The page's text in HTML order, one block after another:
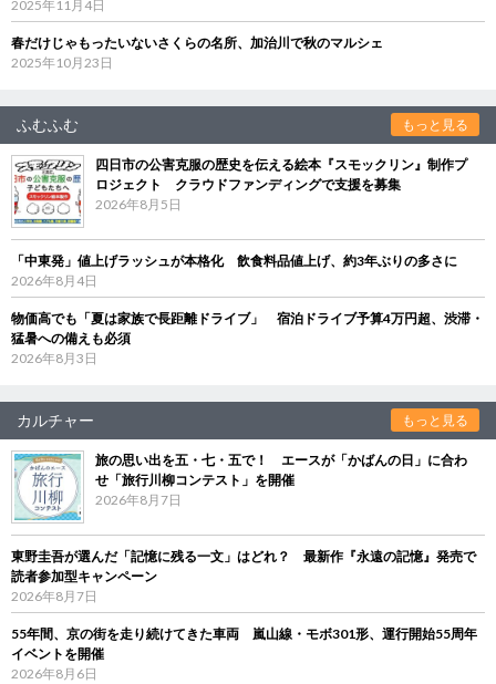
2025年11月4日
春だけじゃもったいないさくらの名所、加治川で秋のマルシェ
2025年10月23日
ふむふむ もっと見る
四日市の公害克服の歴史を伝える絵本『スモックリン』制作プ
ロジェクト クラウドファンディングで支援を募集
2026年8月5日
「中東発」値上げラッシュが本格化 飲食料品値上げ、約3年ぶりの多さに
2026年8月4日
物価高でも「夏は家族で長距離ドライブ」 宿泊ドライブ予算4万円超、渋滞・
猛暑への備えも必須
2026年8月3日
カルチャー もっと見る
旅の思い出を五・七・五で！ エースが「かばんの日」に合わ
せ「旅行川柳コンテスト」を開催
2026年8月7日
東野圭吾が選んだ「記憶に残る一文」はどれ？ 最新作『永遠の記憶』発売で
読者参加型キャンペーン
2026年8月7日
55年間、京の街を走り続けてきた車両 嵐山線・モボ301形、運行開始55周年
イベントを開催
2026年8月6日